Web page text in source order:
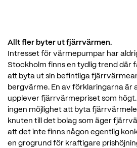
Allt fler byter ut fjärrvärmen.
Intresset för värmepumpar har
Stockholm finns en tydlig trend där
att byta ut sin befintliga
bergvärme. En av förklaringarna är
upplever fjärrvärmepriset som högt.
ingen möjlighet att byta
knuten till det bolag som äger
att det inte finns någon egentlig
en grogrund för kraftigare